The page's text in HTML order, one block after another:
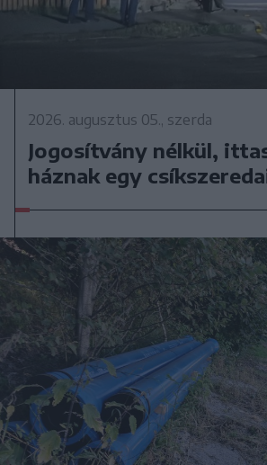
2026. augusztus 05., szerda
Jogosítvány nélkül,
háznak egy